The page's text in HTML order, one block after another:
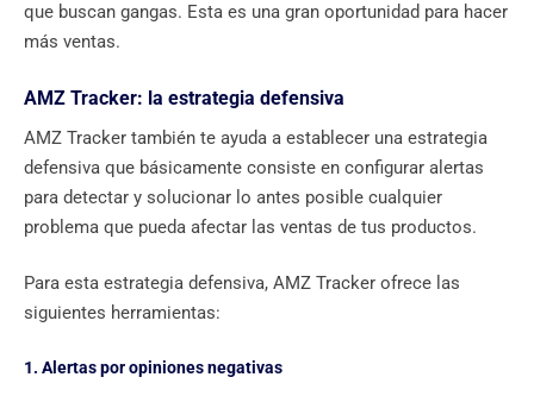
que buscan gangas. Esta es una gran oportunidad para hacer
más ventas.
AMZ Tracker: la estrategia defensiva
AMZ Tracker también te ayuda a establecer una estrategia
defensiva que básicamente consiste en configurar alertas
para detectar y solucionar lo antes posible cualquier
problema que pueda afectar las ventas de tus productos.
Para esta estrategia defensiva, AMZ Tracker ofrece las
siguientes herramientas:
1. Alertas por opiniones negativas